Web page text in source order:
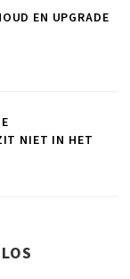
EN UPGRADE
NIET IN HET